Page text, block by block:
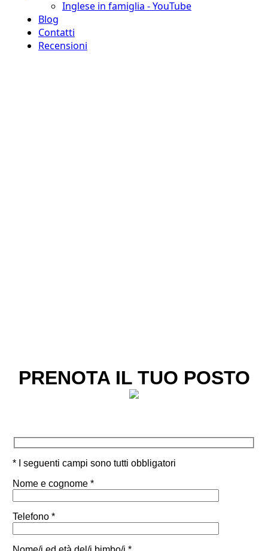
Inglese in famiglia - YouTube
Blog
Contatti
Recensioni
PRENOTA IL TUO POSTO
* I seguenti campi sono tutti obbligatori
Nome e cognome *
Telefono *